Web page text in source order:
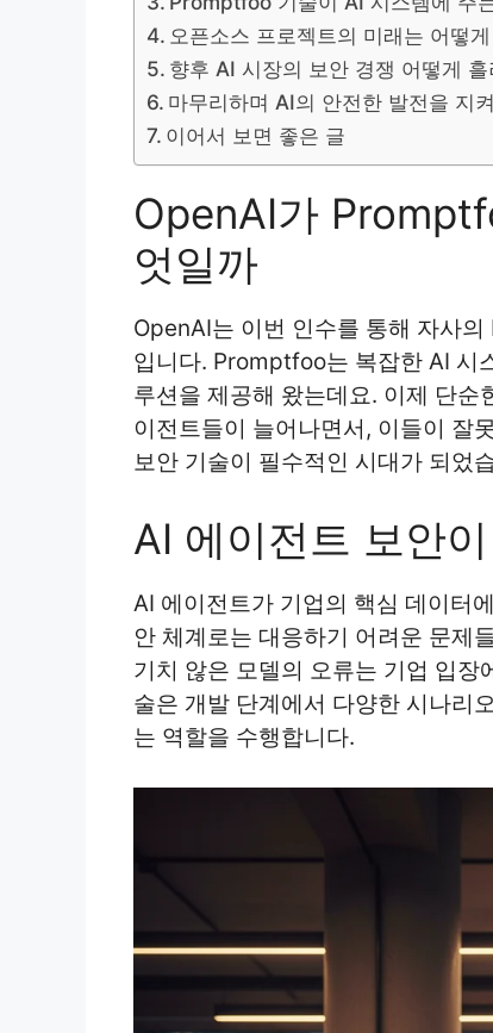
오픈소스 프로젝트의 미래는 어떻
향후 AI 시장의 보안 경쟁 어떻게
마무리하며 AI의 안전한 발전을 지
이어서 보면 좋은 글
OpenAI가
엇일까
OpenAI는 이번 인수를 통해 자사
입니다. Promptfoo는 복잡한 AI 시
루션을 제공해 왔는데요. 이제 단순
이전트들이 늘어나면서, 이들이 잘
보안 기술이 필수적인 시대가 되었
AI 에이전트 보안
AI 에이전트가 기업의 핵심 데이터
안 체계로는 대응하기 어려운 문제
기치 않은 모델의 오류는 기업 입
술은 개발 단계에서 다양한 시나리
는 역할을 수행합니다.